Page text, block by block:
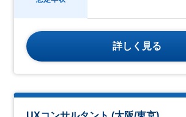
詳しく見る